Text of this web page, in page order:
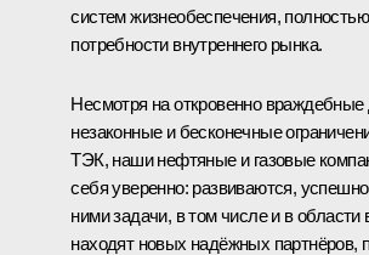
систем жизнеобеспечения,
потребности внутреннего рынка.
Несмотря на откровенно враждебные
незаконные и бесконечные
ТЭК, наши нефтяные и газовые
себя уверенно: развиваются,
ними задачи, в том числе и в области
находят новых надёжных партнёров,